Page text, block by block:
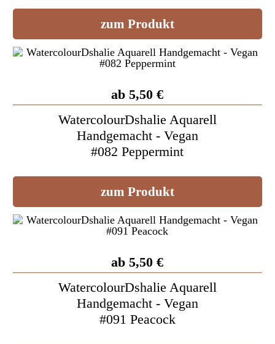
zum Produkt
ab 5,50 €
WatercolourDshalie Aquarell
Handgemacht - Vegan
#082 Peppermint
zum Produkt
ab 5,50 €
WatercolourDshalie Aquarell
Handgemacht - Vegan
#091 Peacock